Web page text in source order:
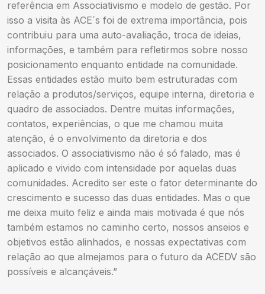
referência em Associativismo e modelo de gestão. Por
isso a visita às ACE´s foi de extrema importância, pois
contribuiu para uma auto-avaliação, troca de ideias,
informações, e também para refletirmos sobre nosso
posicionamento enquanto entidade na comunidade.
Essas entidades estão muito bem estruturadas com
relação a produtos/serviços, equipe interna, diretoria e
quadro de associados. Dentre muitas informações,
contatos, experiências, o que me chamou muita
atenção, é o envolvimento da diretoria e dos
associados. O associativismo não é só falado, mas é
aplicado e vivido com intensidade por aquelas duas
comunidades. Acredito ser este o fator determinante do
crescimento e sucesso das duas entidades. Mas o que
me deixa muito feliz e ainda mais motivada é que nós
também estamos no caminho certo, nossos anseios e
objetivos estão alinhados, e nossas expectativas com
relação ao que almejamos para o futuro da ACEDV são
possíveis e alcançáveis.”